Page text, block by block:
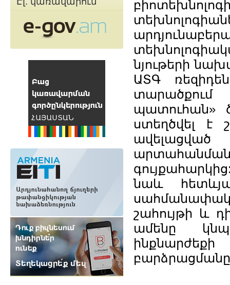
նյութերի
ԱՏԳ
պատուհան»
ստեղծվել է
նաև
շահույթի և
ամենը